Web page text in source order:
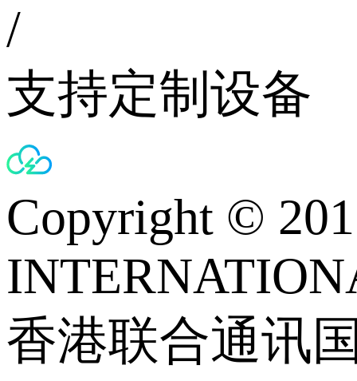
/
支持定制设备
Copyright ©
香港联合通讯